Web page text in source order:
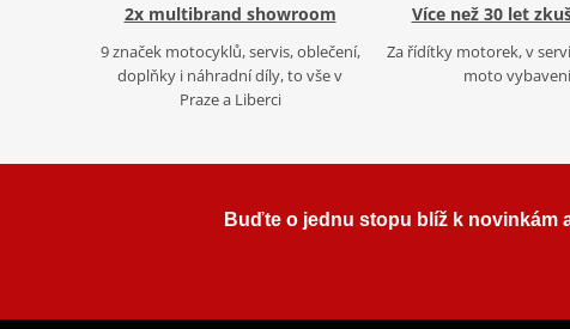
2x multibrand showroom
9 značek motocyklů, servis, oblečení,
doplňky i náhradní díly, to vše v
Praze a Liberci
Více než 30 let
Za řídítky motorek, v
moto vybavení
Buďte o jednu stopu blíž k novinkám